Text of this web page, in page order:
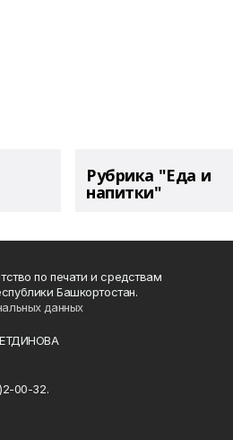
Рубрика "Еда и
напитки"
по печати и средствам
Башкортостан.
данных
00-32.